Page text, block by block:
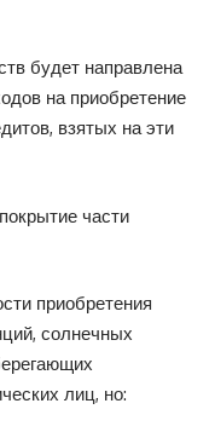
будет направлена
на приобретение
взятых на эти
части
приобретения
солнечных
лиц, но: